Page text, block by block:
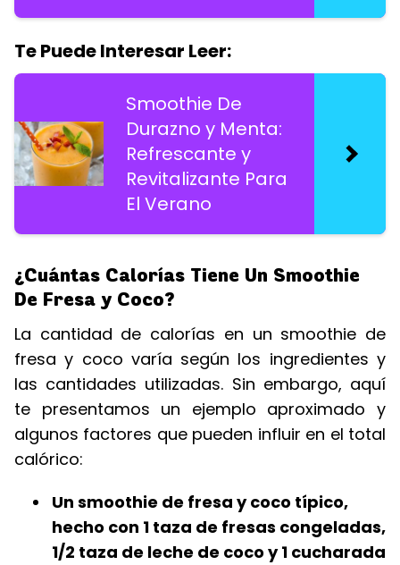
Te Puede Interesar Leer:
Smoothie De
Durazno y Menta:
Refrescante y
Revitalizante Para
El Verano
¿Cuántas Calorías Tiene Un Smoothie
De Fresa y Coco?
La cantidad de calorías en un smoothie de
fresa y coco varía según los ingredientes y
las cantidades utilizadas. Sin embargo, aquí
te presentamos un ejemplo aproximado y
algunos factores que pueden influir en el total
calórico:
Un smoothie de fresa y coco típico,
hecho con 1 taza de fresas congeladas,
1/2 taza de leche de coco y 1 cucharada